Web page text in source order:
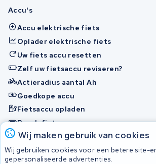
Wij maken gebruik van cookies
Wij gebruiken cookies voor een betere site-
gepersonaliseerde advertenties.
Accu's
Accu elektrische fiets
Oplader elektrische fiets
Uw fiets accu resetten
Zelf uw fietsaccu reviseren?
Actieradius aantal Ah
Goedkope accu
Fietsaccu opladen
Bosch fietsaccu
Nakijken en contact opnemen
Onherstelbaar